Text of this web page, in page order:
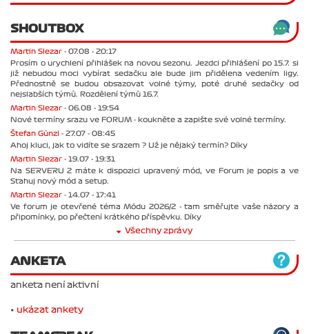
SHOUTBOX
Martin Slezar - 07.08 - 20:17
Prosím o urychlení přihlášek na novou sezonu. Jezdci přihlášení po 15.7. si
již nebudou moci vybírat sedačku ale bude jim přidělena vedením ligy.
Přednostně se budou obsazovat volné týmy, poté druhé sedačky od
nejslabších týmů. Rozdělení týmů 16.7.
Martin Slezar - 06.08 - 19:54
Nové termíny srazu ve FORUM - koukněte a zapište své volné termíny.
Štefan Günzl - 27.07 - 08:45
Ahoj kluci, jak to vidíte se srazem ? Už je nějaký termín? Díky
Martin Slezar - 19.07 - 19:31
Na SERVERU 2 máte k dispozici upravený mód, ve Forum je popis a ve
Stahuj nový mód a setup.
Martin Slezar - 14.07 - 17:41
Ve forum je otevřené téma Módu 2026/2 - tam směřujte vaše názory a
připomínky, po přečtení krátkého příspěvku. Díky
Všechny zprávy
ANKETA
anketa není aktivní
• ukázat ankety